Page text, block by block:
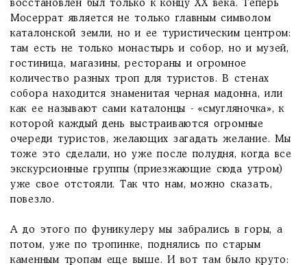
восстановлен был только к концу XX века. Теперь
Мосеррат является не только главным символом
каталонской земли, но и ее туристическим центром:
там есть не только монастырь и собор, но и музей,
гостиница, магазины, рестораны и огромное
количество разных троп для туристов. В стенах
собора находится знаменитая черная мадонна, или
как ее называют сами каталонцы - «смугляночка», к
которой каждый день выстраиваются огромные
очереди туристов, желающих загадать желание. Мы
тоже это сделали, но уже после полудня, когда все
экскурсионные группы (приезжающие сюда утром)
уже свое отстояли. Так что нам, можно сказать,
повезло.
А до этого по фуникулеру мы забрались в горы, а
потом, уже по тропинке, поднялись по старым
каменным тропам еще выше. И вот там было круто: